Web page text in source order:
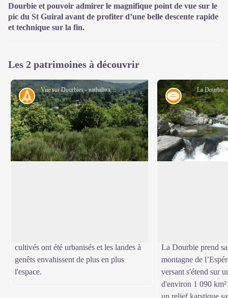
Dourbie et pouvoir admirer le magnifique point de vue sur le
pic du St Guiral avant de profiter d’une belle descente rapide
et technique sur la fin.
Les 2 patrimoines à découvrir
Vue sur Dourbies - nathalie.thomas
Histoire
cultivés ont été urbanisés et les landes à
genêts envahissent de plus en plus
l'espace.
La Dourbie
Eau
La Dourbie prend
montagne de
versant s'étend sur
d'environ 1 090 km²
un relief karstique